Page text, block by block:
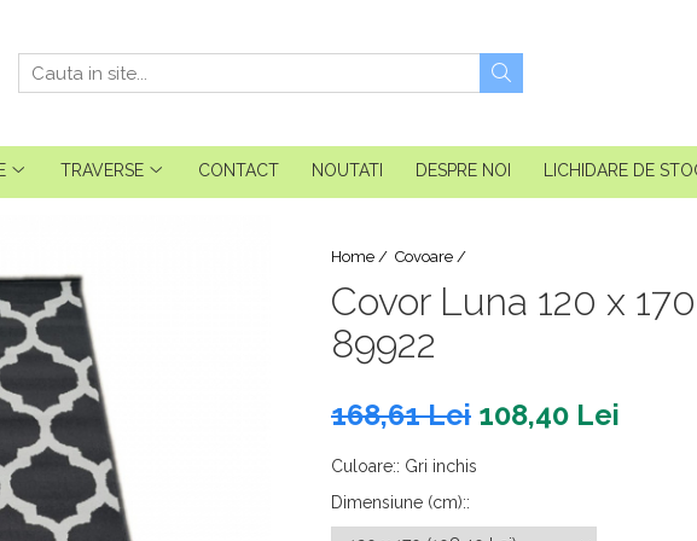
TRAVERSE CONTACT NOUTATI DESPRE NOI LICHIDARE DE
Home / Covoare /
Covor Luna 120 x
89922
168,61 Lei 108,40 Lei
Culoare:: Gri inchis
Dimensiune (cm)::